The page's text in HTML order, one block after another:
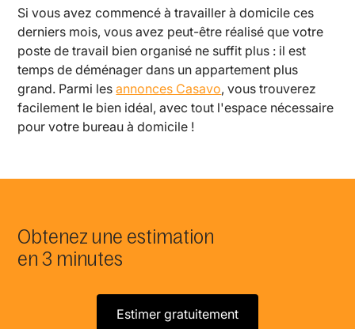
Si vous avez commencé à travailler à domicile ces
derniers mois, vous avez peut-être réalisé que votre
poste de travail bien organisé ne suffit plus : il est
temps de déménager dans un appartement plus
grand. Parmi lesannonces Casavo, vous trouverez
facilement le bien idéal, avec tout l'espace nécessaire
pour votre bureau à domicile !
Obtenez une estimation
en 3 minutes
Estimer gratuitement